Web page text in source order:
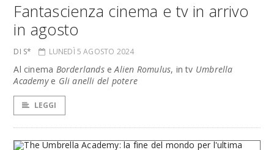
Fantascienza cinema e tv in arrivo
in agosto
DI S* LUNEDÌ 5 AGOSTO 2024
Al cinema BorderlandseAlien Romulus, in tv Umbrella
Academye Gli anelli del potere
LEGGI